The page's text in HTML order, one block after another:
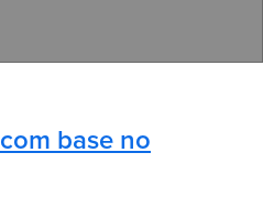
base no